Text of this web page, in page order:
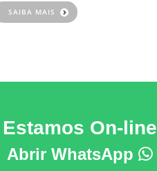
SAIBA MAIS
Estamos On-line
Abrir WhatsApp